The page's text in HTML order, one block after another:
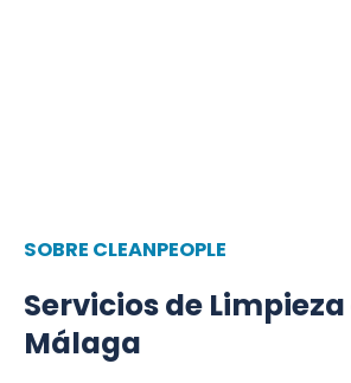
Servicios
Limpieza
SOBRE CLEANPEOPLE
Servicios de Limpieza
Málaga